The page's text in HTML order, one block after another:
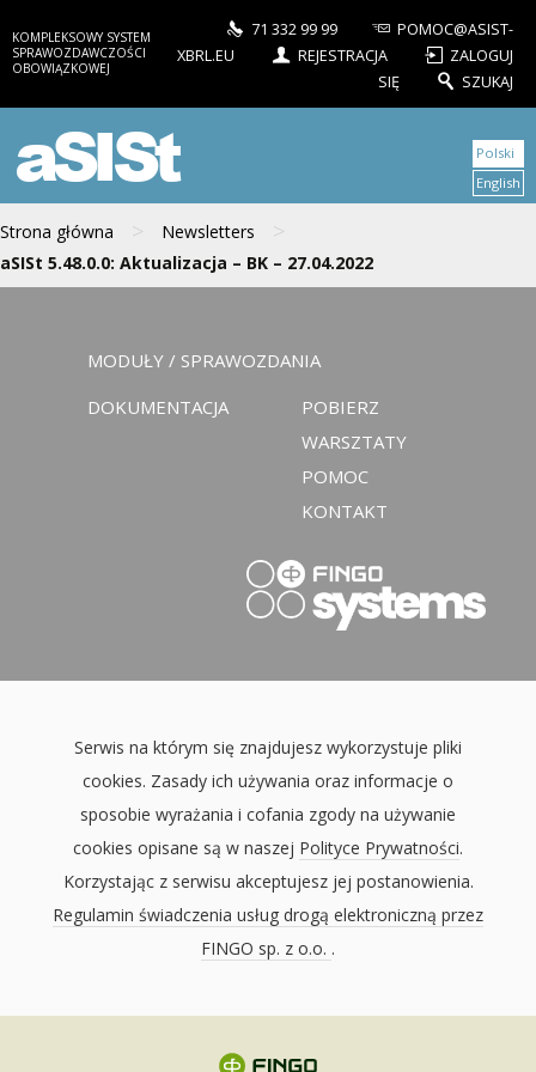
KOMPLEKSOWY SYSTEM
SPRAWOZDAWCZOŚCI
OBOWIĄZKOWEJ
71 332 99 99
POMOC@ASIST-
XBRL.EU
REJESTRACJA
ZALOGUJ
SIĘ
SZUKAJ
aSISt
Strona główna > Newsletters >
aSISt 5.48.0.0: Aktualizacja – BK – 27.04.2022
Polski
English
MODUŁY / SPRAWOZDANIA
DOKUMENTACJA
POBIERZ
WARSZTATY
POMOC
KONTAKT
Serwis na którym się znajdujesz wykorzystuje pliki
cookies. Zasady ich używania oraz informacje o
sposobie wyrażania i cofania zgody na używanie
cookies opisane są w naszej Polityce Prywatności.
Korzystając z serwisu akceptujesz jej postanowienia.
Regulamin świadczenia usług drogą elektroniczną przez
FINGO sp. z o.o. .